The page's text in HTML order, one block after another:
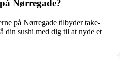
Nørregade?
på Nørregade tilbyder take-
din sushi med dig til at nyde et